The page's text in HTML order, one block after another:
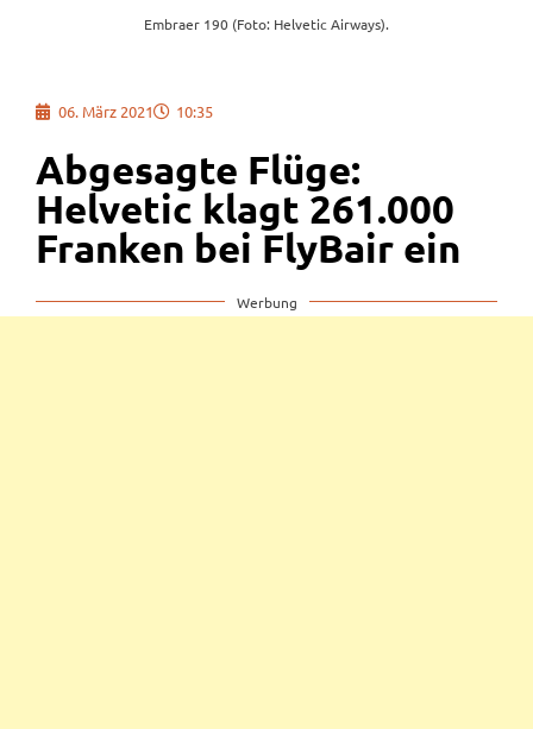
Embraer 190 (Foto: Helvetic Airways).
06. März 2021 10:35
Abgesagte Flüge:
Helvetic klagt 261.000
Franken bei FlyBair ein
Werbung